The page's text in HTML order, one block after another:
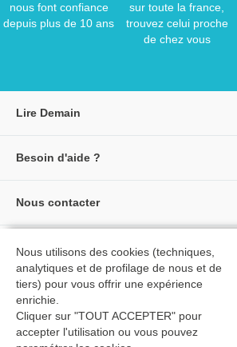
nous font confiance
depuis plus de 10 ans
sur toute la france,
trouvez celui proche
de chez vous
Lire Demain
Créer un compte
★ Avis clients vérifiés
Besoin d'aide ?
Livraisons et retours
Tarifs négociés
Comment passer commande
Mon compte
Nous contacter
Formulaire de contact
Siège social
Tous nos livres
Livres petite enfance
Livres maternelle
Livres élémentaire
© 2026 - LIRE DEMAIN
C.G.U | C.G.V | Plan du site
Nous utilisons des cookies (techniques,
analytiques et de profilage de nous et de
tiers) pour vous offrir une expérience
enrichie.
Cliquer sur "TOUT ACCEPTER" pour
accepter l'utilisation ou vous pouvez